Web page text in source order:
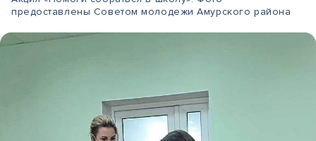
предоставлены Советом молодежи Амурского района